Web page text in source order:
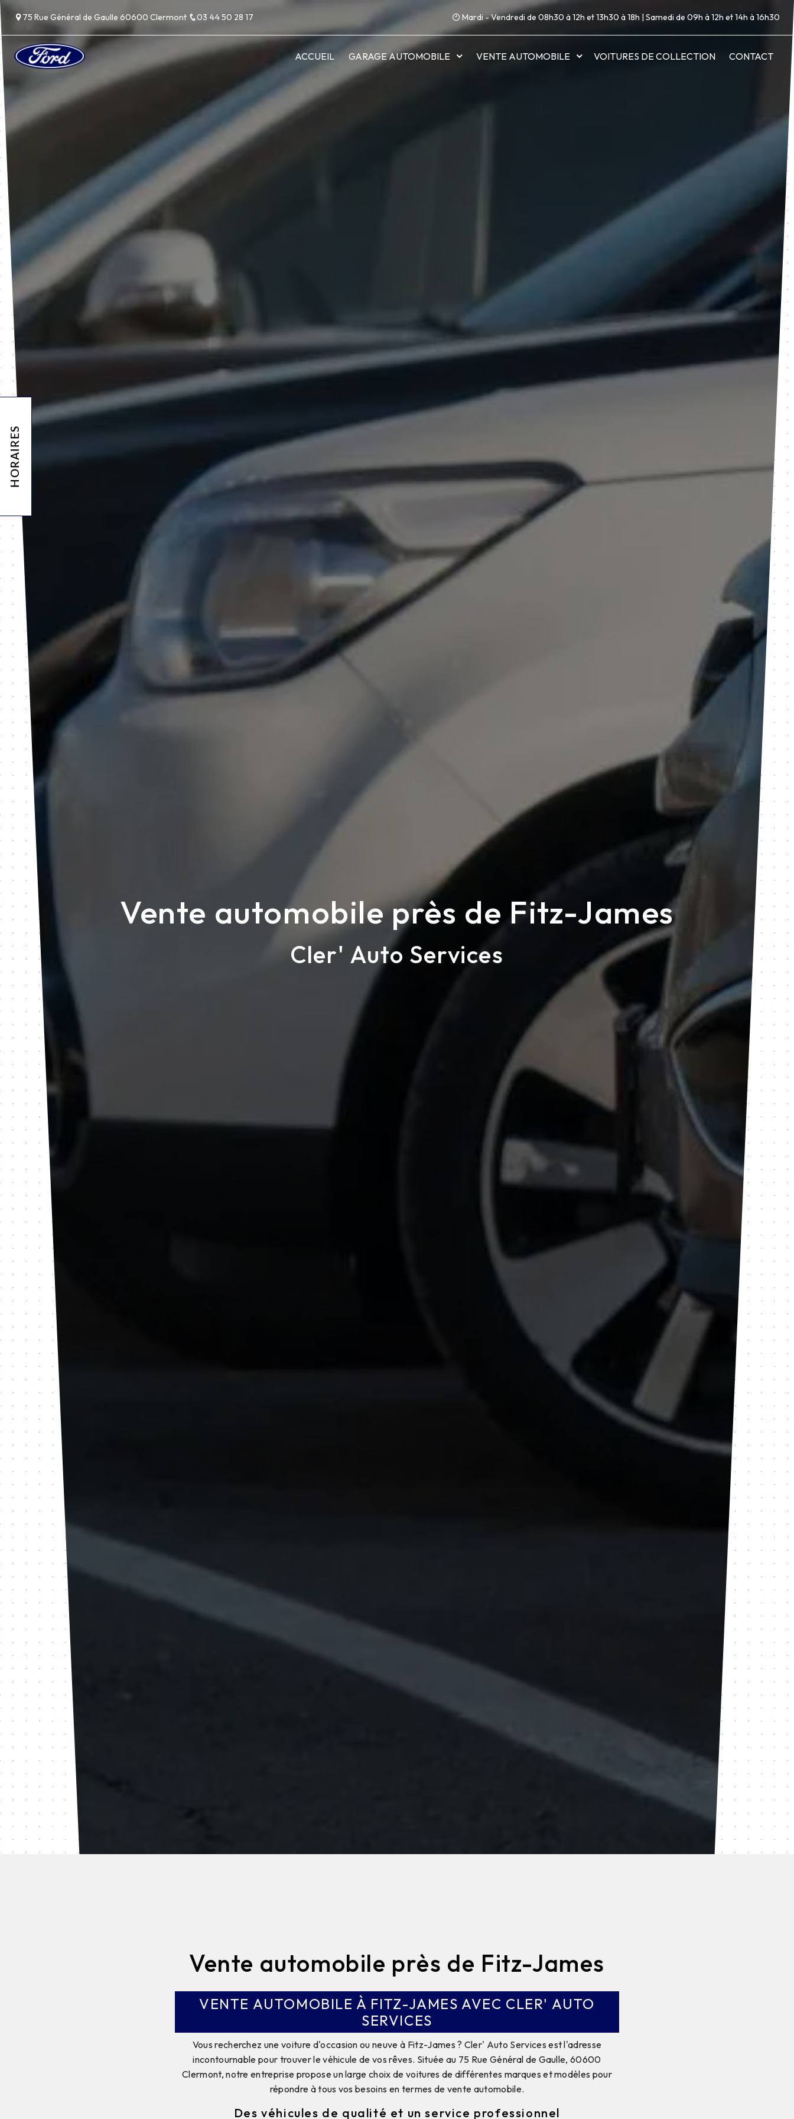
HORAIRES
75 Rue Général de Gaulle 60600 Clermont 03 44 50 28 17 Mardi - Vendredi de 08h30 à 12h et 13h30 à 18h | Samedi de 09h à 12h et 14h à 16h30
ACCUEIL GARAGE AUTOMOBILE VENTE AUTOMOBILE VOITURES DE COLLECTION CONTACT
Vente automobile près de Fitz-James
Cler' Auto Services
Vente automobile près de Fitz-James
VENTE AUTOMOBILE À FITZ-JAMES AVEC CLER' AUTO
SERVICES
Vous recherchez une voiture d'occasion ou neuve à Fitz-James ? Cler' Auto Services est l'adresse
incontournable pour trouver le véhicule de vos rêves. Située au 75 Rue Général de Gaulle, 60600
Clermont, notre entreprise propose un large choix de voitures de différentes marques et modèles pour
répondre à tous vos besoins en termes de vente automobile.
Des véhicules de qualité et un service professionnel
Panneau de gestion des cookies